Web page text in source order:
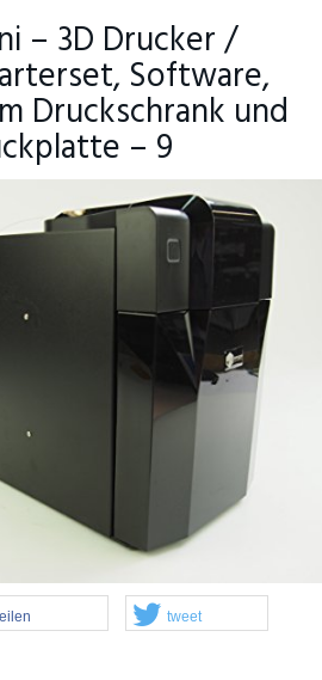
– 3D Drucker /
Software,
Druckschrank und
– 9
tweet